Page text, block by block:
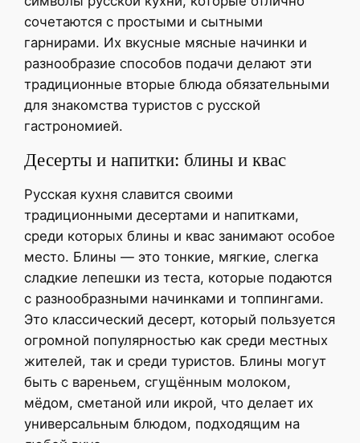
сочетаются с простыми и сытными
гарнирами. Их вкусные мясные начинки и
разнообразие способов подачи делают эти
традиционные вторые блюда обязательными
для знакомства туристов с русской
гастрономией.
Десерты и напитки: блины и квас
Русская кухня славится своими
традиционными десертами и напитками,
среди которых блины и квас занимают особое
место. Блины — это тонкие, мягкие, слегка
сладкие лепешки из теста, которые подаются
с разнообразными начинками и топпингами.
Это классический десерт, который пользуется
огромной популярностью как среди местных
жителей, так и среди туристов. Блины могут
быть с вареньем, сгущённым молоком,
мёдом, сметаной или икрой, что делает их
универсальным блюдом, подходящим на